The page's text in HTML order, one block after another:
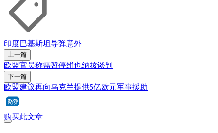
印度巴基斯坦导弹意外
上一篇
欧盟官员称需暂停维也纳核谈判
下一篇
欧盟建议再向乌克兰提供5亿欧元军事援助
购买此文章